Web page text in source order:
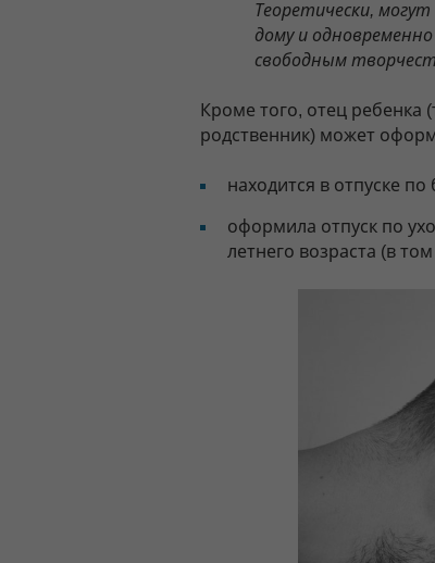
Теоретически,
дому и
свободным
Кроме того, отец ребенка
родственник) может
находится в отпуске
оформила отпуск по
летнего возраста (в